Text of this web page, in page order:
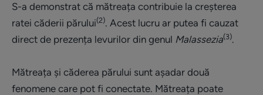
S-a demonstrat că mătreața contribuie la creșterea
ratei căderii părului(2). Acest lucru ar putea fi cauzat
direct de prezența levurilor din genul Malassezia(3).
Mătreața și căderea părului sunt așadar două
fenomene care pot fi conectate. Mătreața poate